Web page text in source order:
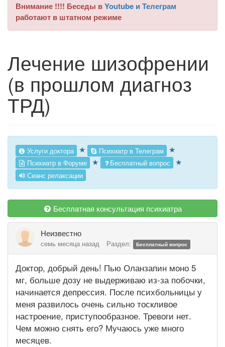
Внимание !!!! Беседы вYoutube и Телеграм
работают в штатном режиме
Лечение шизофрении
(в прошлом диагноз
ТРД)
Услуги доктора ★ Психиатр в Телеграм ★
Психиатр в Форуме ★ Бесплатный вопрос ★
Сеанс релаксации
Бесплатная консультация психиатра
Неизвестно
семь месяца назад Раздел: Бесплатный вопрос
Доктор, добрый день! Пью Оланзапин моно 5
мг, больше дозу не выдерживаю из-за побочки,
начинается депрессия. После психбольницы у
меня развилось очень сильно тоскливое
настроение, приступообразное. Тревоги нет.
Чем можно снять его? Мучаюсь уже много
месяцев.